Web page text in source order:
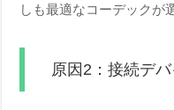
しも最適なコーデックが
原因2：接続デ